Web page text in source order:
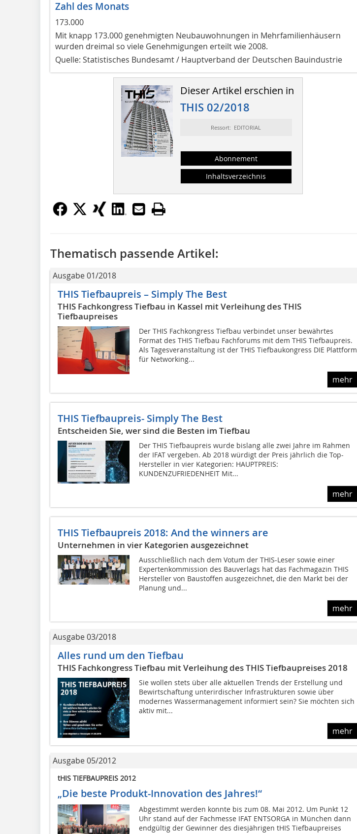
Zahl des Monats
173.000
Mit knapp 173.000 genehmigten Neubauwohnungen in Mehrfamilienhäusern
wurden dreimal so viele Genehmigungen erteilt wie 2008.
Quelle: Statistisches Bundesamt / Hauptverband der Deutschen Bauindustrie
Dieser Artikel erschien in
THIS 02/2018
Ressort: EDITORIAL
Abonnement
Inhaltsverzeichnis
Thematisch passende Artikel:
Ausgabe 01/2018
THIS Tiefbaupreis – Simply The Best
THIS Fachkongress Tiefbau in Kassel mit Verleihung des THIS
Tiefbaupreises
Der THIS Fachkongress Tiefbau verbindet unser bewährtes
Format des THIS Tiefbau Fachforums mit dem THIS Tiefbaupreis.
Als Tagesveranstaltung ist der THIS Tiefbaukongress DIE Plattform
für Networking...
mehr
THIS Tiefbaupreis- Simply The Best
Entscheiden Sie, wer sind die Besten im Tiefbau
Der THIS Tiefbaupreis wurde bislang alle zwei Jahre im Rahmen
der IFAT vergeben. Ab 2018 würdigt der Preis jährlich die Top-
Hersteller in vier Kategorien: HAUPTPREIS:
KUNDENZUFRIEDENHEIT Mit...
mehr
THIS Tiefbaupreis 2018: And the winners are
Unternehmen in vier Kategorien ausgezeichnet
Ausschließlich nach dem Votum der THIS-Leser sowie einer
Expertenkommission des Bauverlags hat das Fachmagazin THIS
Hersteller von Baustoffen ausgezeichnet, die den Markt bei der
Planung und...
mehr
Ausgabe 03/2018
Alles rund um den Tiefbau
THIS Fachkongress Tiefbau mit Verleihung des THIS Tiefbaupreises 2018
Sie wollen stets über alle aktuellen Trends der Erstellung und
Bewirtschaftung unterirdischer Infrastrukturen sowie über
modernes Wassermanagement informiert sein? Sie möchten sich
aktiv mit...
mehr
Ausgabe 05/2012
tHIS TIEFBAUPREIS 2012
„Die beste Produkt-Innovation des Jahres!“
Abgestimmt werden konnte bis zum 08. Mai 2012. Um Punkt 12
Uhr stand auf der Fachmesse IFAT ENTSORGA in München dann
endgültig der Gewinner des diesjährigen tHIS Tiefbaupreises